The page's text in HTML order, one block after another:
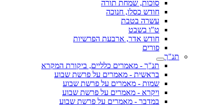
סוכות, שמחת תורה
חודש כסלו, חנוכה
עשרה בטבת
ט"ו בשבט
חודש אדר, ארבעת הפרשיות
פורים
תנ"ך
תנ"ך - מאמרים כלליים, ביקורת המקרא
בראשית - מאמרים על פרשת שבוע
שמות - מאמרים על פרשת שבוע
ויקרא - מאמרים על פרשת שבוע
במדבר - מאמרים על פרשת שבוע